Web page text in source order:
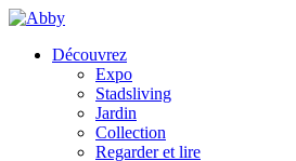
Découvrez
Expo
Stadsliving
Jardin
Collection
Regarder et lire